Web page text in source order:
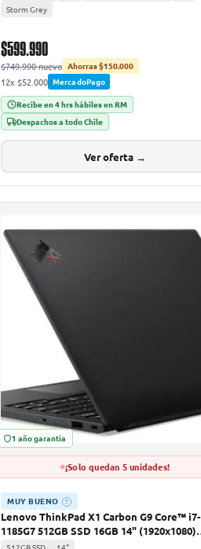
Storm Grey
$599.990
$749.990 nuevo Ahorras $150.000
12x $52.000 MercadoPago
Recibe en 4 hrs hábiles en RM
Despachos a todo Chile
Ver oferta →
1 año garantía
¡Solo quedan 5 unidades!
MUY BUENO ?
Lenovo ThinkPad X1 Carbon G9 Core™ i7-
1185G7 512GB SSD 16GB 14" (1920x1080)
WIN11 Pro